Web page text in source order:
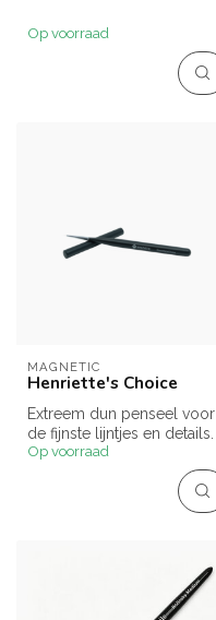
Op voorraad
MAGNETIC
Henriette's Choice
Extreem dun penseel voor
de fijnste lijntjes en details.
Henriette’s Choice is ...
Op voorraad